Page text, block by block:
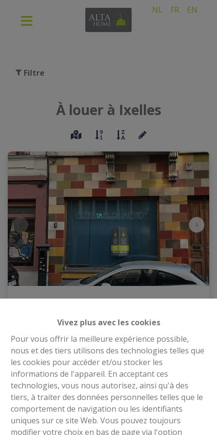
Vivez plus avec les cookies
Pour vous offrir la meilleure expérience possible,
nous et des tiers utilisons des technologies telles que
les cookies pour accéder et/ou stocker les
informations de l'appareil. En acceptant ces
technologies, vous nous autorisez, ainsi qu'à des
tiers, à traiter des données personnelles telles que le
comportement de navigation ou les identifiants
uniques sur ce site Web. Vous pouvez toujours
modifier votre choix en bas de page via l'option
NL FR EN
Filtre
À louer à Ixelles
Commerce avec jardin
Chaussée d'Ixelles 194, 1050 Ixelles
€ 3.000 /mois
130 m²